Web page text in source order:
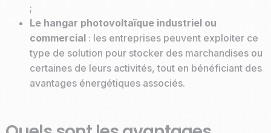
;
Le hangar photovoltaïque industriel ou
commercial : les entreprises peuvent exploiter ce
type de solution pour stocker des marchandises ou
certaines de leurs activités, tout en bénéficiant des
avantages énergétiques associés.